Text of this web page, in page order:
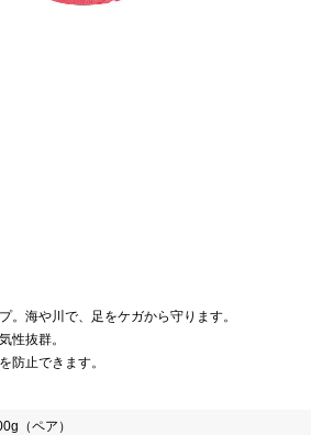
。海や川で、足をケガから守ります。
性抜群。
防止できます。
（ペア）